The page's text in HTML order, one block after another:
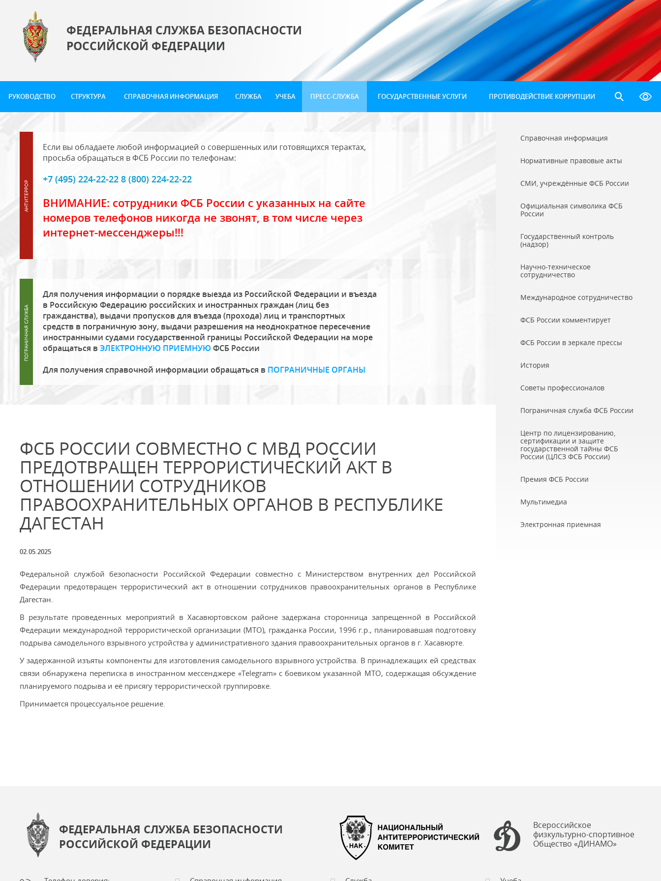
ФЕДЕРАЛЬНАЯ СЛУЖБА БЕЗОПАСНОСТИ
РОССИЙСКОЙ ФЕДЕРАЦИИ
РУКОВОДСТВО СТРУКТУРА СПРАВОЧНАЯ ИНФОРМАЦИЯ СЛУЖБА УЧЕБА ПРЕСС-СЛУЖБА ГОСУДАРСТВЕННЫЕ УСЛУГИ ПРОТИВОДЕЙСТВИЕ КОРРУПЦИИ
Если вы обладаете любой информацией о совершенных или готовящихся терактах,
просьба обращаться в ФСБ России по телефонам:
+7 (495) 224-22-22 8 (800) 224-22-22
ВНИМАНИЕ: сотрудники ФСБ России с указанных на сайте
номеров телефонов никогда не звонят, в том числе через
интернет-мессенджеры!!!
Для получения информации о порядке выезда из Российской Федерации и въезда
в Российскую Федерацию российских и иностранных граждан (лиц без
гражданства), выдачи пропусков для въезда (прохода) лиц и транспортных
средств в пограничную зону, выдачи разрешения на неоднократное пересечение
иностранными судами государственной границы Российской Федерации на море
обращаться в ЭЛЕКТРОННУЮ ПРИЕМНУЮ ФСБ России
Для получения справочной информации обращаться в ПОГРАНИЧНЫЕ ОРГАНЫ
ФСБ РОССИИ СОВМЕСТНО С МВД РОССИИ
ПРЕДОТВРАЩЕН ТЕРРОРИСТИЧЕСКИЙ АКТ В
ОТНОШЕНИИ СОТРУДНИКОВ
ПРАВООХРАНИТЕЛЬНЫХ ОРГАНОВ В РЕСПУБЛИКЕ
ДАГЕСТАН
02.05.2025
Федеральной службой безопасности Российской Федерации совместно с Министерством внутренних дел Российской
Федерации предотвращен террористический акт в отношении сотрудников правоохранительных органов в Республике
Дагестан.
В результате проведенных мероприятий в Хасавюртовском районе задержана сторонница запрещенной в Российской
Федерации международной террористической организации (МТО), гражданка России, 1996 г.р., планировавшая подготовку
подрыва самодельного взрывного устройства у административного здания правоохранительных органов в г. Хасавюрте.
У задержанной изъяты компоненты для изготовления самодельного взрывного устройства. В принадлежащих ей средствах
связи обнаружена переписка в иностранном мессенджере «Telegram» с боевиком указанной МТО, содержащая обсуждение
планируемого подрыва и её присягу террористической группировке.
Принимается процессуальное решение.
Справочная информация
Нормативные правовые акты
СМИ, учреждённые ФСБ России
Официальная символика ФСБ
России
Государственный контроль
(надзор)
Научно-техническое
сотрудничество
Международное сотрудничество
ФСБ России комментирует
ФСБ России в зеркале прессы
История
Советы профессионалов
Пограничная служба ФСБ России
Центр по лицензированию,
сертификации и защите
государственной тайны ФСБ
России (ЦЛСЗ ФСБ России)
Премия ФСБ России
Мультимедиа
Электронная приемная
ФЕДЕРАЛЬНАЯ СЛУЖБА БЕЗОПАСНОСТИ
РОССИЙСКОЙ ФЕДЕРАЦИИ
Всероссийское
физкультурно-спортивное
Общество «ДИНАМО»